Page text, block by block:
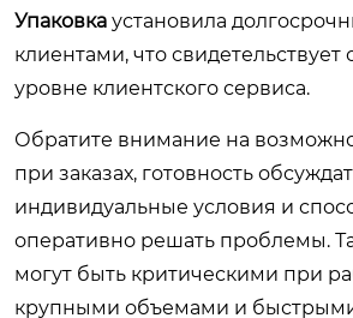
Упаковка установила
клиентами, что свидетельствует
уровне клиентского сервиса.
Обратите внимание на
при заказах, готовность
индивидуальные условия и
оперативно решать проблемы.
могут быть критическими при
крупными объемами и